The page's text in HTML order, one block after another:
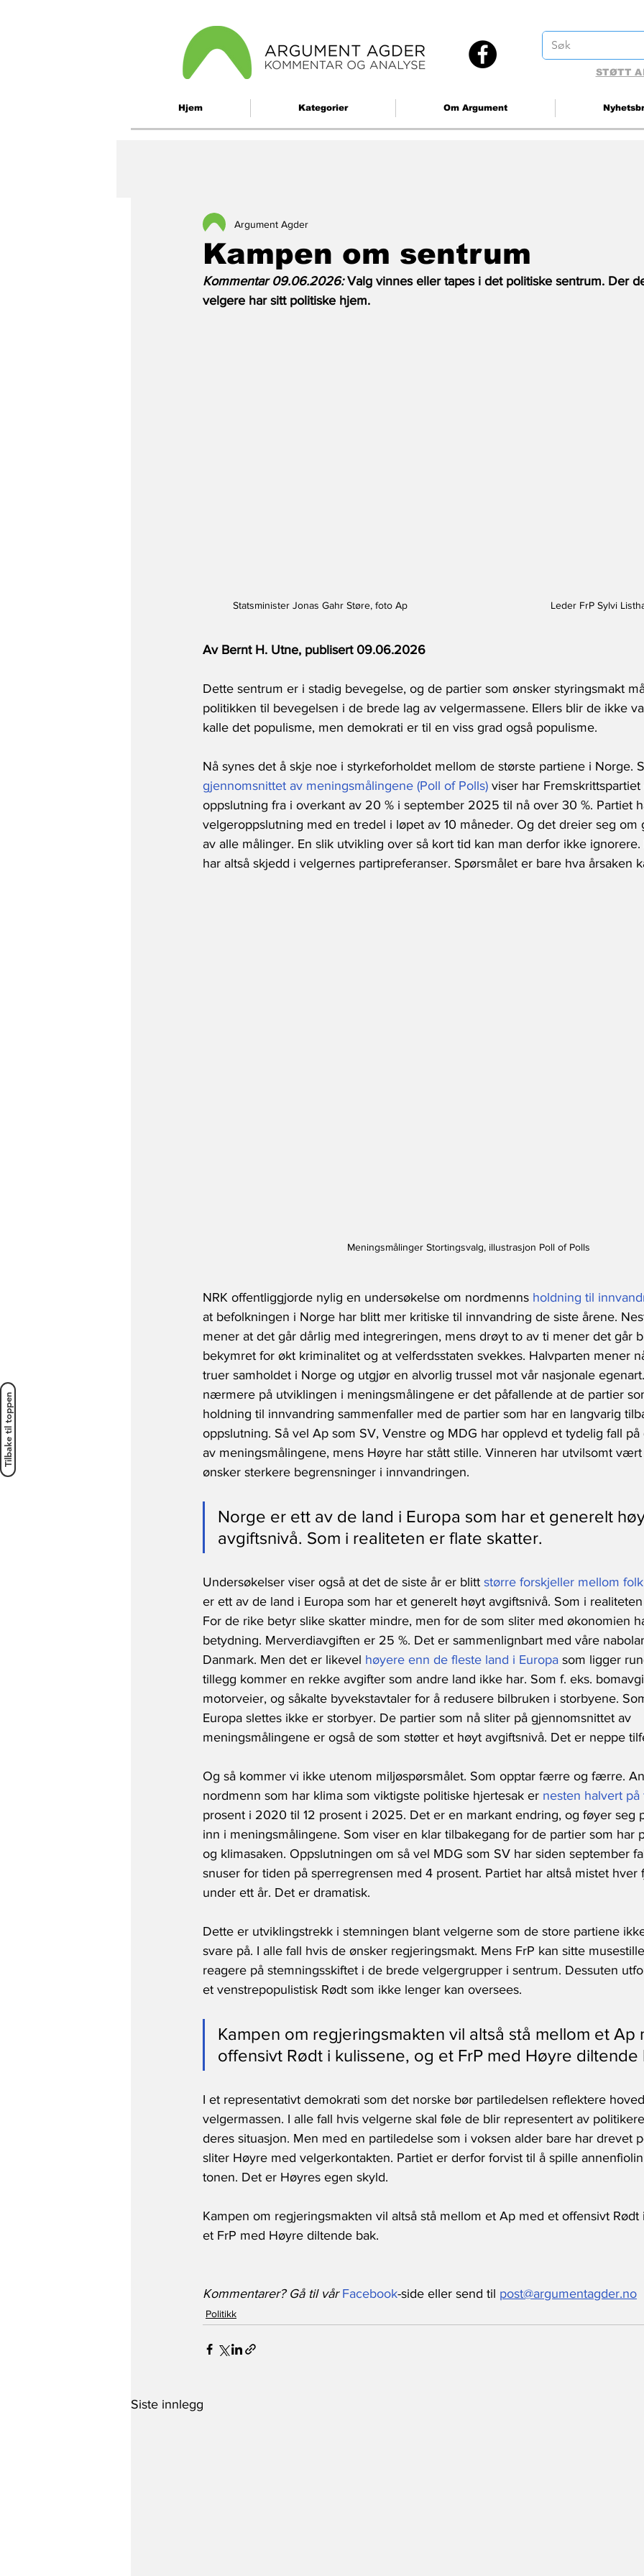
STØTT
Hjem Kategorier Om Argument
Tilbake til toppen
Kampen om sentrum
Argument Agder
Kommentar 09.06.2026: Valg vinnes eller tapes i det politiske sentrum. Der
velgere har sitt politiske hjem.
Statsminister Jonas Gahr Støre, foto Ap Leder FrP Sylvi
Av Bernt H. Utne, publisert 09.06.2026
Dette sentrum er i stadig bevegelse, og de partier som ønsker styringsmakt
politikken til bevegelsen i de brede lag av velgermassene. Ellers blir de ikke
kalle det populisme, men demokrati er til en viss grad også populisme.
Nå synes det å skje noe i styrkeforholdet mellom de største partiene i Norge.
gjennomsnittet av meningsmålingene (Poll of Polls) viser har Fremskrittspartiet
oppslutning fra i overkant av 20 % i september 2025 til nå over 30 %. Partiet
velgeroppslutning med en tredel i løpet av 10 måneder. Og det dreier seg om
av alle målinger. En slik utvikling over så kort tid kan man derfor ikke
har altså skjedd i velgernes partipreferanser. Spørsmålet er bare hva årsaken
Meningsmålinger Stortingsvalg, illustrasjon Poll of Polls
NRK offentliggjorde nylig en undersøkelse om nordmenns holdning til
at befolkningen i Norge har blitt mer kritiske til innvandring de siste årene.
mener at det går dårlig med integreringen, mens drøyt to av ti mener det går
bekymret for økt kriminalitet og at velferdsstaten svekkes. Halvparten mener
truer samholdet i Norge og utgjør en alvorlig trussel mot vår nasjonale
nærmere på utviklingen i meningsmålingene er det påfallende at de partier
holdning til innvandring sammenfaller med de partier som har en langvarig
oppslutning. Så vel Ap som SV, Venstre og MDG har opplevd et tydelig fall
av meningsmålingene, mens Høyre har stått stille. Vinneren har utvilsomt vært
ønsker sterkere begrensninger i innvandringen.
Norge er ett av de land i Europa som har et generelt
avgiftsnivå. Som i realiteten er flate skatter.
Undersøkelser viser også at det de siste år er blitt større forskjeller mellom
er ett av de land i Europa som har et generelt høyt avgiftsnivå. Som i
For de rike betyr slike skatter mindre, men for de som sliter med økonomien
betydning. Merverdiavgiften er 25 %. Det er sammenlignbart med våre
Danmark. Men det er likevel høyere enn de fleste land i Europa som ligger
tillegg kommer en rekke avgifter som andre land ikke har. Som f. eks.
motorveier, og såkalte byvekstavtaler for å redusere bilbruken i storbyene.
Europa slettes ikke er storbyer. De partier som nå sliter på gjennomsnittet av
meningsmålingene er også de som støtter et høyt avgiftsnivå. Det er neppe
Og så kommer vi ikke utenom miljøspørsmålet. Som opptar færre og færre.
nordmenn som har klima som viktigste politiske hjertesak er nesten halvert på
prosent i 2020 til 12 prosent i 2025. Det er en markant endring, og føyer seg
inn i meningsmålingene. Som viser en klar tilbakegang for de partier som har
og klimasaken. Oppslutningen om så vel MDG som SV har siden september
snuser for tiden på sperregrensen med 4 prosent. Partiet har altså mistet hver
under ett år. Det er dramatisk.
Dette er utviklingstrekk i stemningen blant velgerne som de store partiene
svare på. I alle fall hvis de ønsker regjeringsmakt. Mens FrP kan sitte
reagere på stemningsskiftet i de brede velgergrupper i sentrum. Dessuten
et venstrepopulistisk Rødt som ikke lenger kan oversees.
Kampen om regjeringsmakten vil altså stå mellom et Ap
offensivt Rødt i kulissene, og et FrP med Høyre diltende
I et representativt demokrati som det norske bør partiledelsen reflektere
velgermassen. I alle fall hvis velgerne skal føle de blir representert av
deres situasjon. Men med en partiledelse som i voksen alder bare har drevet
sliter Høyre med velgerkontakten. Partiet er derfor forvist til å spille
tonen. Det er Høyres egen skyld.
Kampen om regjeringsmakten vil altså stå mellom et Ap med et offensivt Rødt
et FrP med Høyre diltende bak.
Kommentarer? Gå til vår Facebook-side eller send til post@argumentagder.no
Politikk
Siste innlegg